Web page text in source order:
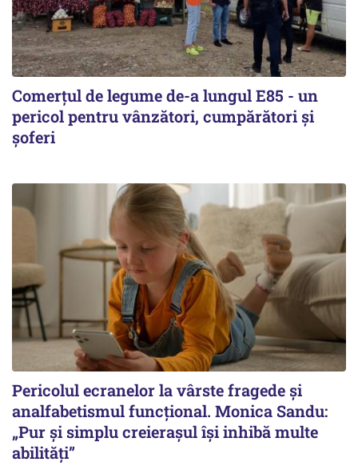
Comerțul de legume de-a lungul E85 - un
pericol pentru vânzători, cumpărători și
șoferi
Pericolul ecranelor la vârste fragede și
analfabetismul funcțional. Monica Sandu:
„Pur și simplu creierașul își inhibă multe
abilități”